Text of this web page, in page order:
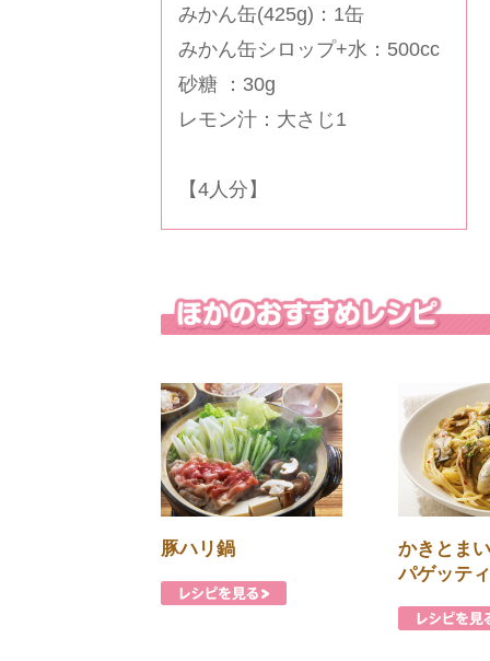
みかん缶(425g)：1缶
みかん缶シロップ+水：500cc
砂糖 ：30g
レモン汁：大さじ1
【4人分】
豚ハリ鍋
かきとま
パゲッテ